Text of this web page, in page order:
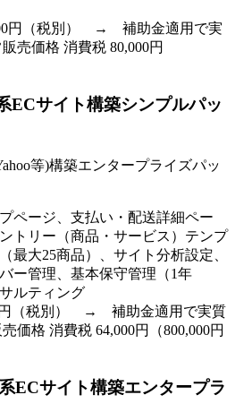
円（税別） → 補助金適用で実
売価格 消費税 80,000円
ECサイト構築シンプルパッ
等)構築エンタープライズパッ
ページ、支払い・配送詳細ペー
トリー（商品・サービス）テンプ
最大25商品）、サイト分析設定、
ー管理、基本保守管理（1年
ルティング
円（税別） → 補助金適用で実質
価格 消費税 64,000円（800,000円
ECサイト構築エンタープラ